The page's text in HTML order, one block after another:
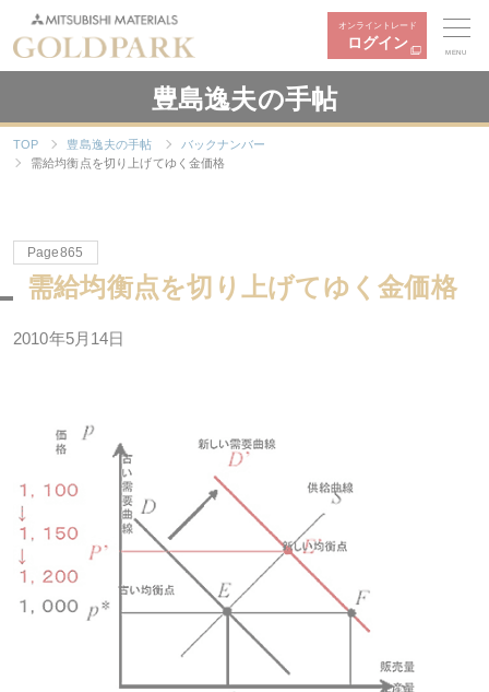
オンライントレード
ログイン
MENU
豊島逸夫の手帖
TOP 豊島逸夫の手帖
バックナンバー
需給均衡点を切り上げてゆく金価格
Page865
需給均衡点を切り上げてゆく金価格
2010年5月14日